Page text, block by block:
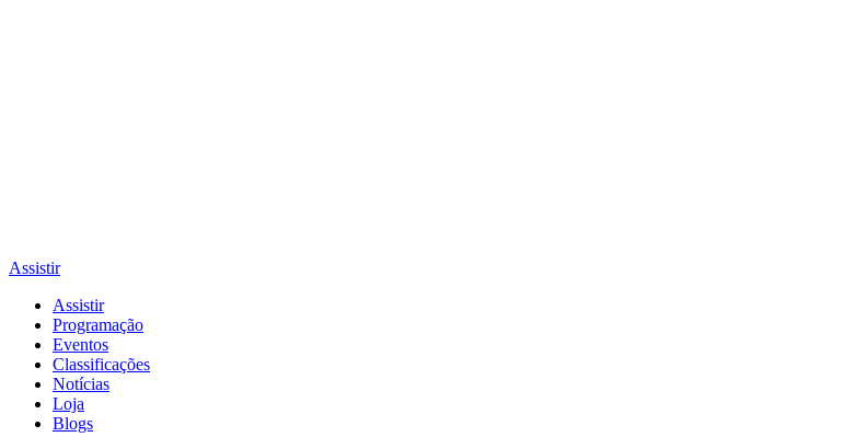
Assistir
Assistir
Programação
Eventos
Classificações
Notícias
Loja
Blogs